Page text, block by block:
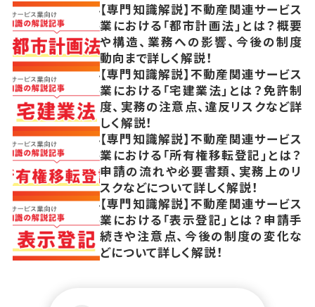
【専門知識解説】不動産関連サービス
業における「都市計画法」とは？概要
や構造、業務への影響、今後の制度
動向まで詳しく解説！
【専門知識解説】不動産関連サービス
業における「宅建業法」とは？免許制
度、実務の注意点、違反リスクなど詳
しく解説！
【専門知識解説】不動産関連サービス
業における「所有権移転登記」とは？
申請の流れや必要書類、実務上のリ
スクなどについて詳しく解説！
【専門知識解説】不動産関連サービス
業における「表示登記」とは？申請手
続きや注意点、今後の制度の変化な
どについて詳しく解説！